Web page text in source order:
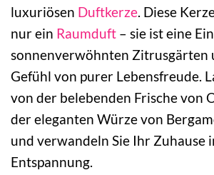
luxuriösen Duftkerze. Diese
nur ein Raumduft – sie ist eine
sonnenverwöhnten Zitrusgärten
Gefühl von purer Lebensfreude.
von der belebenden Frische von
der eleganten Würze von
und verwandeln Sie Ihr Zuhause
Entspannung.